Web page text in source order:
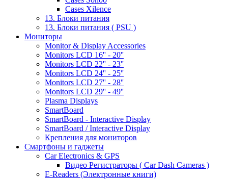
Cases Xilence
13. Блоки питания
13. Блоки питания ( PSU )
Мониторы
Monitor & Display Accessories
Monitors LCD 16'' - 20''
Monitors LCD 22'' - 23''
Monitors LCD 24'' - 25''
Monitors LCD 27'' - 28''
Monitors LCD 29'' - 49''
Plasma Displays
SmartBoard
SmartBoard - Interactive Display
SmartBoard / Interactive Display
Крепления для мониторов
Смартфоны и гаджеты
Car Electronics & GPS
Видео Регистраторы ( Car Dash Cameras )
E-Readers (Электронные книги)